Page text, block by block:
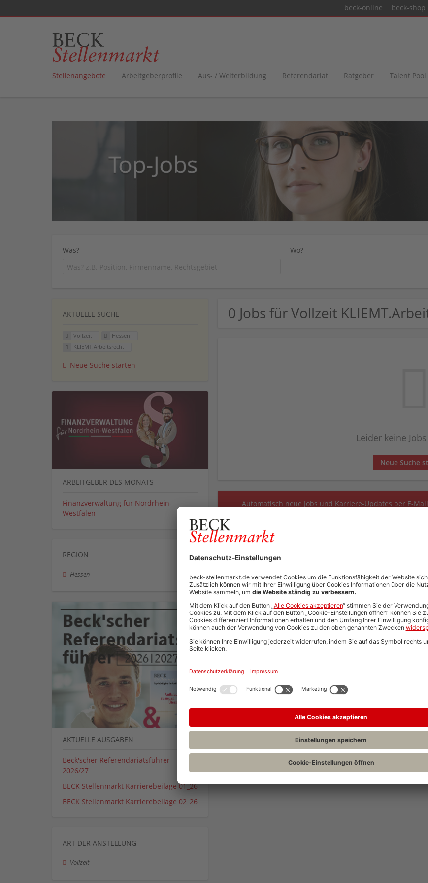
beck-online beck-shop
Stellenangebote Arbeitgeberprofile Aus- / Weiterbildung Referendariat Ratgeber Talent Pool
Was? Wo?
0 Jobs für Vollzeit
Leider keine
Neue Suche
Automatisch neue Jobs und Karriere-Updates per E-
AKTUELLE SUCHE
Vollzeit
Hessen
KLIEMT.Arbeitsrecht
Neue Suche starten
ARBEITGEBER DES MONATS
Finanzverwaltung für Nordrhein-
Westfalen
REGION
Hessen
AKTUELLE AUSGABEN
Beck'scher Referendariatsführer
2026/27
BECK Stellenmarkt Karrierebeilage 01_26
BECK Stellenmarkt Karrierebeilage 02_26
ART DER ANSTELLUNG
Vollzeit